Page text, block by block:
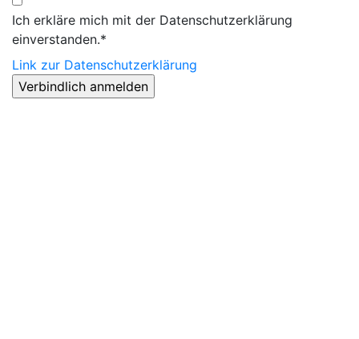
Ich erkläre mich mit der Datenschutzerklärung
einverstanden.*
Link zur Datenschutzerklärung